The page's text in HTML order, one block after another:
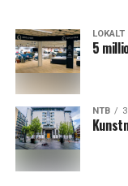
LOKALT
5
NTB